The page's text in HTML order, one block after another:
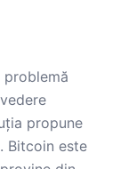
problemă
propune
Bitcoin este